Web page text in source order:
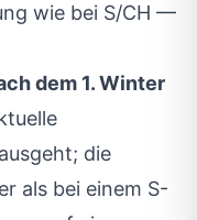
wie bei S/CH —
dem 1. Winter
die
als bei einem S-